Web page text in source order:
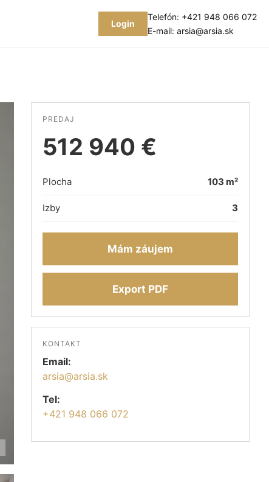
Login
Telefón: +421 948 066 072
E-mail: arsia@arsia.sk
PREDAJ
512 940 €
Plocha 103 m²
Izby 3
Mám záujem
Export PDF
KONTAKT
Email:
arsia@arsia.sk
Tel:
+421 948 066 072